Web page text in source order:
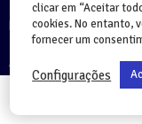
Entre em contato:
Atendimento:
clicar em “Aceitar
cookies. No entanto,
fornecer um
Configurações